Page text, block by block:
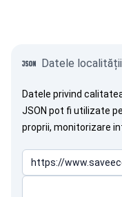
Datele
Datele privind
JSON pot fi utilizate
proprii, monitorizare